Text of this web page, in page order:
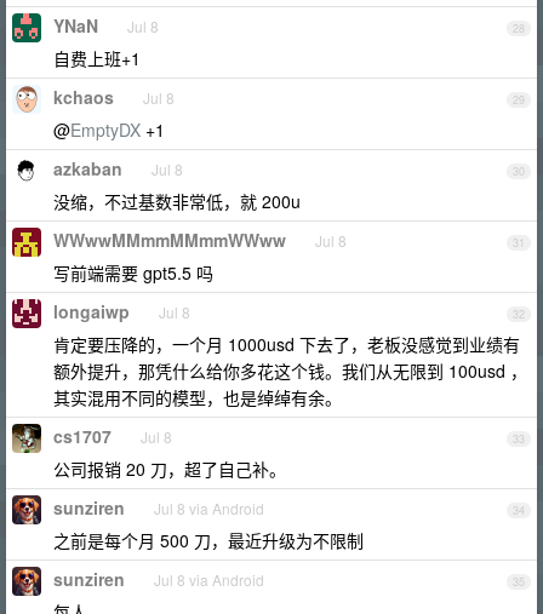
28
YNaN Jul 8
自费上班+1
29
kchaos Jul 8
@EmptyDX +1
30
azkaban Jul 8
没缩，不过基数非常低，就 200u
31
WWwwMMmmMMmmWWww Jul 8
写前端需要 gpt5.5 吗
32
longaiwp Jul 8
肯定要压降的，一个月 1000usd 下去了，老板没感觉到业绩有
额外提升，那凭什么给你多花这个钱。我们从无限到 100usd ，
其实混用不同的模型，也是绰绰有余。
33
cs1707 Jul 8
公司报销 20 刀，超了自己补。
34
sunziren Jul 8 via Android
之前是每个月 500 刀，最近升级为不限制
35
sunziren Jul 8 via Android